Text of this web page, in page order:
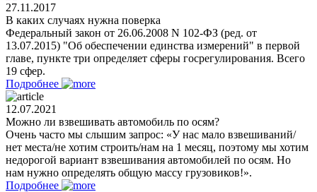
27.11.2017
В каких случаях нужна поверка
Федеральный закон от 26.06.2008 N 102-ФЗ (ред. от
13.07.2015) "Об обеспечении единства измерений" в первой
главе, пункте три определяет сферы госрегулирования. Всего
19 сфер.
Подробнее
12.07.2021
Можно ли взвешивать автомобиль по осям?
Очень часто мы слышим запрос: «У нас мало взвешиваний/
нет места/не хотим строить/нам на 1 месяц, поэтому мы хотим
недорогой вариант взвешивания автомобилей по осям. Но
нам нужно определять общую массу грузовиков!».
Подробнее